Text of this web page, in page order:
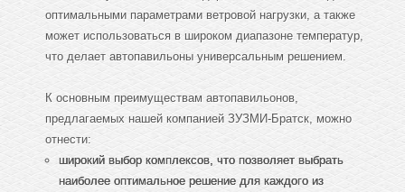
оптимальными параметрами ветровой нагрузки, а также
может использоваться в широком диапазоне температур,
что делает автопавильоны универсальным решением.
К основным преимуществам автопавильонов,
предлагаемых нашей компанией ЗУЗМИ-Братск, можно
отнести:
широкий выбор комплексов, что позволяет выбрать
наиболее оптимальное решение для каждого из